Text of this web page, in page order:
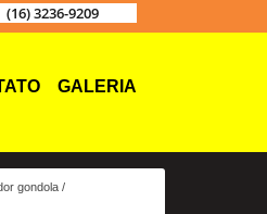
(16) 3236-9209
GALERIA
gondola